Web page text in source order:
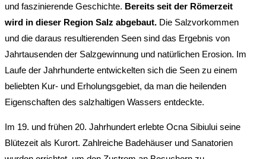
und faszinierende Geschichte. Bereits seit der Römerzeit
wird in dieser Region Salz abgebaut. Die Salzvorkommen
und die daraus resultierenden Seen sind das Ergebnis von
Jahrtausenden der Salzgewinnung und natürlichen Erosion. Im
Laufe der Jahrhunderte entwickelten sich die Seen zu einem
beliebten Kur- und Erholungsgebiet, da man die heilenden
Eigenschaften des salzhaltigen Wassers entdeckte.
Im 19. und frühen 20. Jahrhundert erlebte Ocna Sibiului seine
Blütezeit als Kurort. Zahlreiche Badehäuser und Sanatorien